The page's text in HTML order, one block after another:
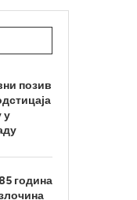
позив
у
година